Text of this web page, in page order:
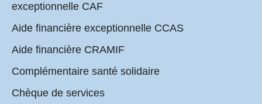
exceptionnelle CAF
Aide financière exceptionnelle CCAS
Aide financière CRAMIF
Complémentaire santé solidaire
Chèque de services